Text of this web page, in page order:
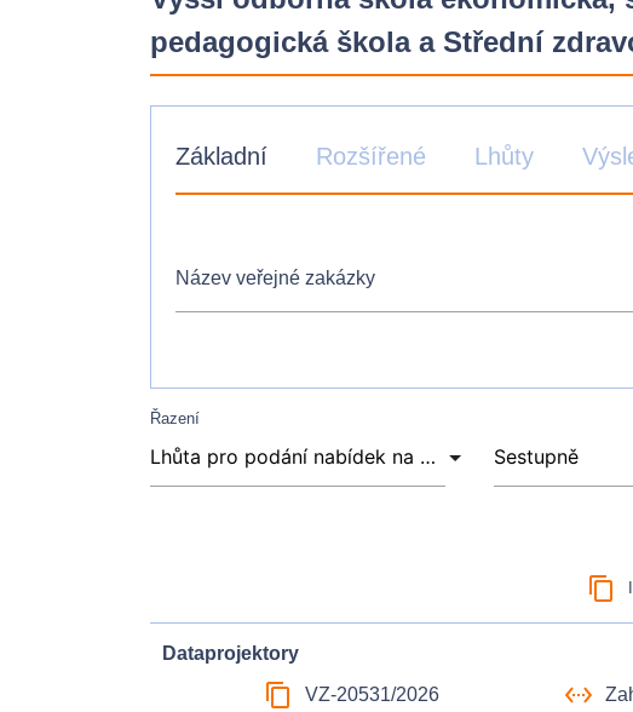
pedagogická škola a Střední
Základní Rozšířené Lhůty
Název veřejné zakázky
Řazení
content_copy
Dataprojektory
content_copy VZ-20531/2026 settings_ethernet